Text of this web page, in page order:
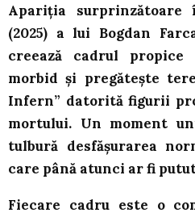
Apariția surprinzătoare
(2025) a lui Bogdan
creează cadrul
morbid și pregătește
Infern” datorită figurii
mortului. Un moment
tulbură desfășurarea
care până atunci ar fi
Fiecare cadru este o